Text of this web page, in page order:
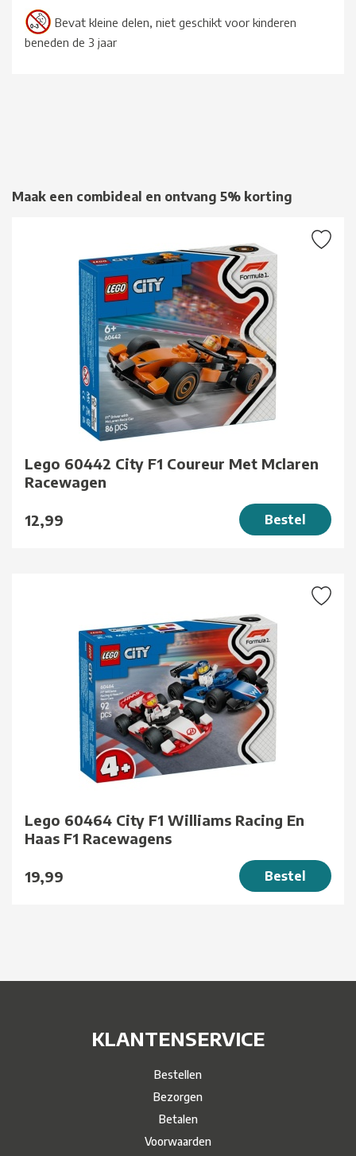
Bevat kleine delen, niet geschikt voor kinderen
beneden de 3 jaar
Maak een combideal en ontvang 5% korting
Lego 60442 City F1 Coureur Met Mclaren
Racewagen
12,99 Bestel
Lego 60464 City F1 Williams Racing En
Haas F1 Racewagens
19,99 Bestel
KLANTENSERVICE
Bestellen
Bezorgen
Betalen
Voorwaarden